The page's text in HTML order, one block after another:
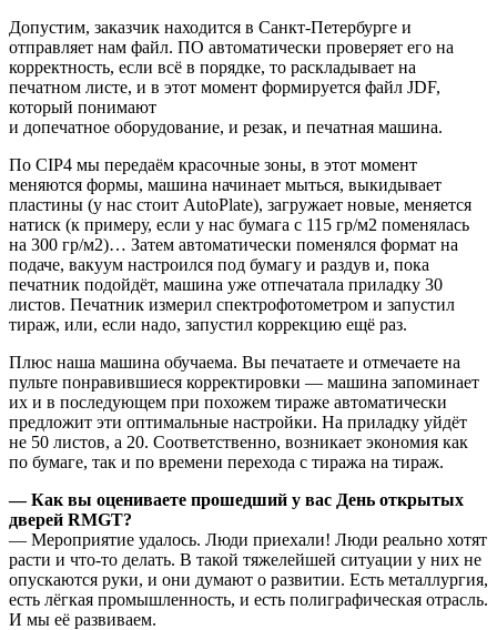
Допустим, заказчик находится в Санкт-Петербурге и
отправляет нам файл. ПО автоматически проверяет его на
корректность, если всё в порядке, то раскладывает на
печатном листе, и в этот момент формируется файл JDF,
который понимают
и допечатное оборудование, и резак, и печатная машина.
По CIP4 мы передаём красочные зоны, в этот момент
меняются формы, машина начинает мыться, выкидывает
пластины (у нас стоит AutoPlate), загружает новые, меняется
натиск (к примеру, если у нас бумага с 115 гр/м2 поменялась
на 300 гр/м2)… Затем автоматически поменялся формат на
подаче, вакуум настроился под бумагу и раздув и, пока
печатник подойдёт, машина уже отпечатала приладку 30
листов. Печатник измерил спектрофотометром и запустил
тираж, или, если надо, запустил коррекцию ещё раз.
Плюс наша машина обучаема. Вы печатаете и отмечаете на
пульте понравившиеся корректировки — машина запоминает
их и в последующем при похожем тираже автоматически
предложит эти оптимальные настройки. На приладку уйдёт
не 50 листов, а 20. Соответственно, возникает экономия как
по бумаге, так и по времени перехода с тиража на тираж.
— Как вы оцениваете прошедший у вас День открытых
дверей RMGT?
— Мероприятие удалось. Люди приехали! Люди реально хотят
расти и что-то делать. В такой тяжелейшей ситуации у них не
опускаются руки, и они думают о развитии. Есть металлургия,
есть лёгкая промышленность, и есть полиграфическая отрасль.
И мы её развиваем.